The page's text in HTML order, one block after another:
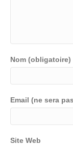
Nom (obligatoire)
Email (ne sera
Site Web